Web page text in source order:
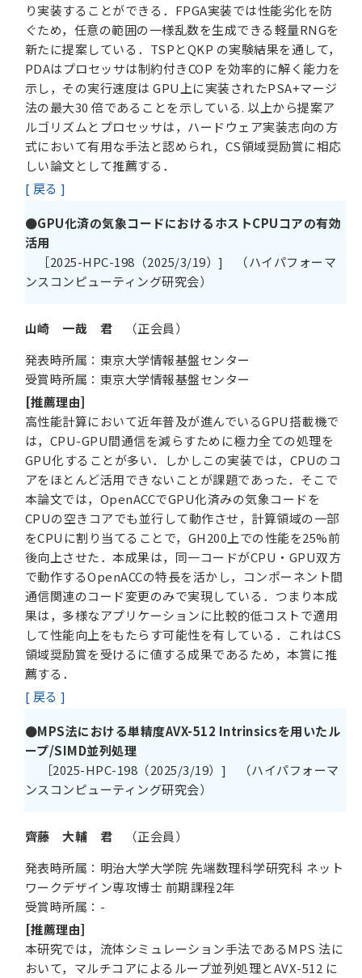
り実装することができる．FPGA実装では性能劣化を防
ぐため，任意の範囲の一様乱数を生成できる軽量RNGを
新たに提案している．TSPとQKP の実験結果を通して，
PDAはプロセッサは制約付きCOP を効率的に解く能力を
示し，その実行速度は GPU上に実装されたPSA+マージ
法の最大30 倍であることを示している. 以上から提案ア
ルゴリズムとプロセッサは，ハードウェア実装志向の方
式において有用な手法と認められ，CS領域奨励賞に相応
しい論文として推薦する．
[ 戻る ]
●GPU化済の気象コードにおけるホストCPUコアの有効
活用
［2025-HPC-198（2025/3/19）] （ハイパフォーマ
ンスコンピューティング研究会）
山崎 一哉 君 （正会員）
発表時所属：東京大学情報基盤センター
受賞時所属：東京大学情報基盤センター
[推薦理由]
高性能計算において近年普及が進んでいるGPU搭載機で
は，CPU-GPU間通信を減らすために極力全ての処理を
GPU化することが多い．しかしこの実装では，CPUのコ
アをほとんど活用できないことが課題であった．そこで
本論文では，OpenACCでGPU化済みの気象コードを
CPUの空きコアでも並行して動作させ，計算領域の一部
をCPUに割り当てることで，GH200上での性能を25%前
後向上させた．本成果は，同一コードがCPU・GPU双方
で動作するOpenACCの特長を活かし，コンポーネント間
通信関連のコード変更のみで実現している．つまり本成
果は，多様なアプリケーションに比較的低コストで適用
して性能向上をもたらす可能性を有している．これはCS
領域奨励賞を受けるに値する成果であるため，本賞に推
薦する．
[ 戻る ]
●MPS法における単精度AVX-512 Intrinsicsを用いたル
ープ/SIMD並列処理
［2025-HPC-198（2025/3/19）] （ハイパフォーマ
ンスコンピューティング研究会）
齊藤 大輔 君 （正会員）
発表時所属：明治大学大学院 先端数理科学研究科 ネット
ワークデザイン専攻博士 前期課程2年
受賞時所属：-
[推薦理由]
本研究では，流体シミュレーション手法であるMPS 法に
おいて，マルチコアによるループ並列処理とAVX-512 に